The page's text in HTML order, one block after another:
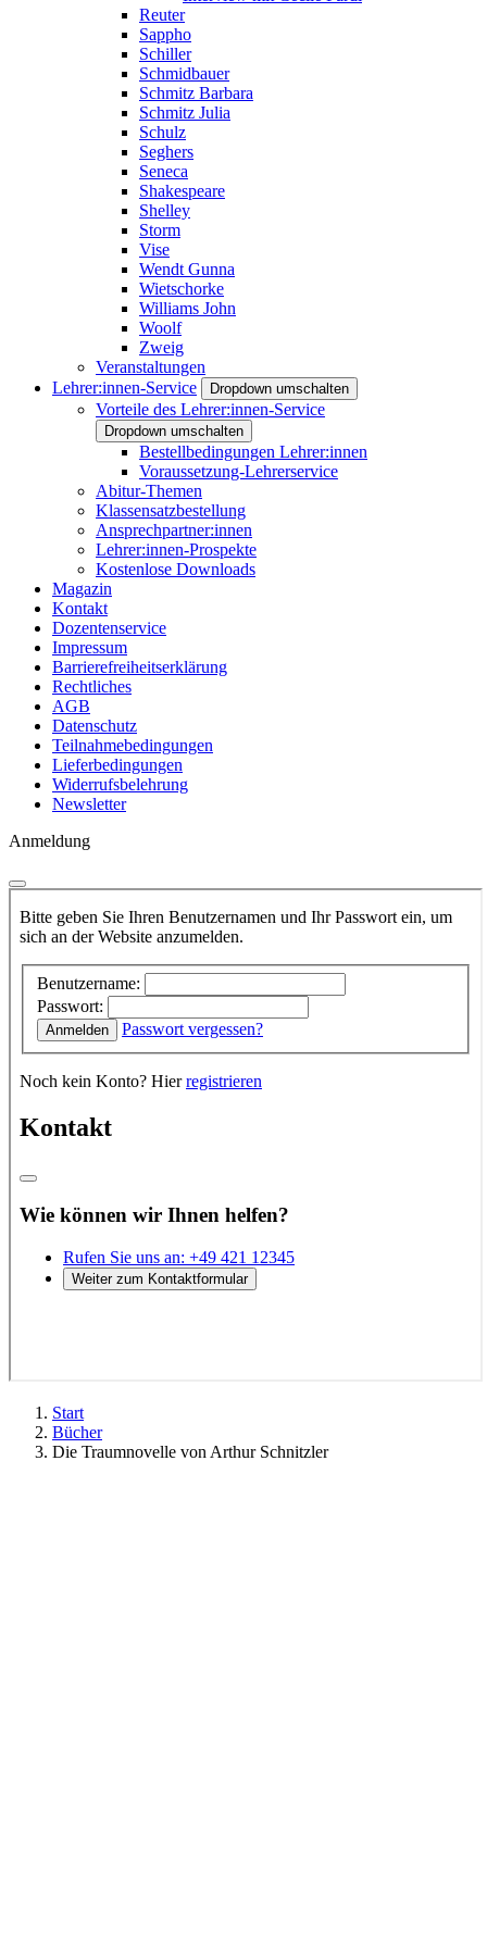
Reuter
Sappho
Schiller
Schmidbauer
Schmitz Barbara
Schmitz Julia
Schulz
Seghers
Seneca
Shakespeare
Shelley
Storm
Vise
Wendt Gunna
Wietschorke
Williams John
Woolf
Zweig
Veranstaltungen
Lehrer:innen-Service
Dropdown umschalten
Vorteile des Lehrer:innen-Service
Dropdown umschalten
Bestellbedingungen Lehrer:innen
Voraussetzung-Lehrerservice
Abitur-Themen
Klassensatzbestellung
Ansprechpartner:innen
Lehrer:innen-Prospekte
Kostenlose Downloads
Magazin
Kontakt
Dozentenservice
Impressum
Barrierefreiheitserklärung
Rechtliches
AGB
Datenschutz
Teilnahmebedingungen
Lieferbedingungen
Widerrufsbelehrung
Newsletter
Anmeldung
Start
Bücher
Die Traumnovelle von Arthur Schnitzler